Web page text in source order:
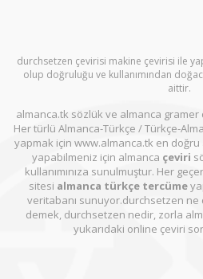
durchsetzen çevirisi makine çevirisi ile
olup doğruluğu ve kullanımından
aittir.
almanca.tk sözlük ve almanca
Her türlü Almanca-Türkçe / Türkçe-
yapmak için www.almanca.tk en doğru
yapabilmeniz için almanca çeviri
kullanımınıza sunulmuştur. Her
sitesi almanca türkçe tercüme
veritabanı sunuyor.durchsetzen
demek, durchsetzen nedir, zorla
yukarıdaki online çeviri